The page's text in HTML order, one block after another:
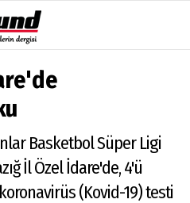
Video
Galeri
Foto
Galeri
Çerez
Politikası
Gizlilik
İlkeleri
Basketbol Süper Ligi
İl Özel İdare'de, 4'ü
(Kovid-19) testi